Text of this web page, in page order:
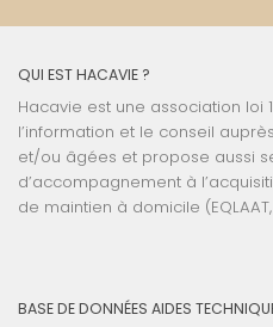
QUI EST HACAVIE ?
Hacavie est une association loi
l’information et le conseil
et/ou âgées et propose aussi
d’accompagnement à
de maintien à domicile
BASE DE DONNÉES AIDES